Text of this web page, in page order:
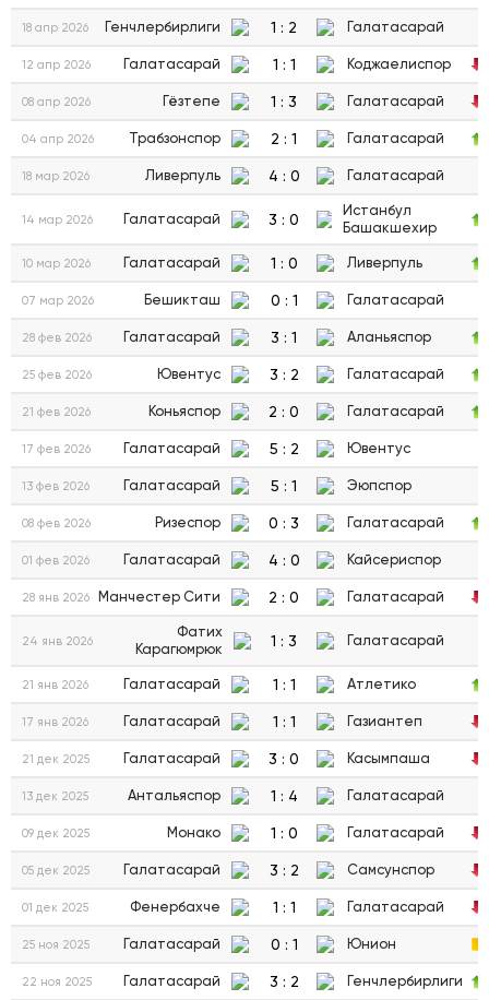
18 апр 2026 Генчлербирлиги 1 : 2 Галатасарай
12 апр 2026 Галатасарай 1 : 1 Коджаелиспор
08 апр 2026 Гёзтепе 1 : 3 Галатасарай
04 апр 2026 Трабзонспор 2 : 1 Галатасарай
18 мар 2026 Ливерпуль 4 : 0 Галатасарай
14 мар 2026 Галатасарай 3 : 0
Истанбул
Башакшехир
10 мар 2026 Галатасарай 1 : 0 Ливерпуль
07 мар 2026 Бешикташ 0 : 1 Галатасарай
28 фев 2026 Галатасарай 3 : 1 Аланьяспор
25 фев 2026 Ювентус 3 : 2 Галатасарай
21 фев 2026 Коньяспор 2 : 0 Галатасарай
17 фев 2026 Галатасарай 5 : 2 Ювентус
13 фев 2026 Галатасарай 5 : 1 Эюпспор
08 фев 2026 Ризеспор 0 : 3 Галатасарай
01 фев 2026 Галатасарай 4 : 0 Кайсериспор
28 янв 2026 Манчестер Сити 2 : 0 Галатасарай
24 янв 2026
Фатих
Карагюмрюк
1 : 3 Галатасарай
21 янв 2026 Галатасарай 1 : 1 Атлетико
17 янв 2026 Галатасарай 1 : 1 Газиантеп
21 дек 2025 Галатасарай 3 : 0 Касымпаша
13 дек 2025 Антальяспор 1 : 4 Галатасарай
09 дек 2025 Монако 1 : 0 Галатасарай
05 дек 2025 Галатасарай 3 : 2 Самсунспор
01 дек 2025 Фенербахче 1 : 1 Галатасарай
25 ноя 2025 Галатасарай 0 : 1 Юнион
22 ноя 2025 Галатасарай 3 : 2 Генчлербирлиги